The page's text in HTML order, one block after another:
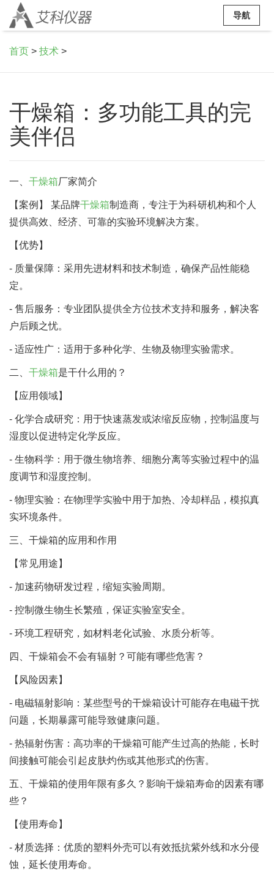
导航
首页 > 技术 >
干燥箱：多功能工具的完
美伴侣
一、 干燥箱厂家简介
【案例】 某品牌干燥箱制造商，专注于为科研机构和个人
提供高效、经济、可靠的实验环境解决方案。
【优势】
- 质量保障：采用先进材料和技术制造，确保产品性能稳
定。
- 售后服务：专业团队提供全方位技术支持和服务，解决客
户后顾之忧。
- 适应性广：适用于多种化学、生物及物理实验需求。
二、 干燥箱是干什么用的？
【应用领域】
- 化学合成研究：用于快速蒸发或浓缩反应物，控制温度与
湿度以促进特定化学反应。
- 生物科学：用于微生物培养、细胞分离等实验过程中的温
度调节和湿度控制。
- 物理实验：在物理学实验中用于加热、冷却样品，模拟真
实环境条件。
三、干燥箱的应用和作用
【常见用途】
- 加速药物研发过程，缩短实验周期。
- 控制微生物生长繁殖，保证实验室安全。
- 环境工程研究，如材料老化试验、水质分析等。
四、干燥箱会不会有辐射？可能有哪些危害？
【风险因素】
- 电磁辐射影响：某些型号的干燥箱设计可能存在电磁干扰
问题，长期暴露可能导致健康问题。
- 热辐射伤害：高功率的干燥箱可能产生过高的热能，长时
间接触可能会引起皮肤灼伤或其他形式的伤害。
五、干燥箱的使用年限有多久？影响干燥箱寿命的因素有哪
些？
【使用寿命】
- 材质选择：优质的塑料外壳可以有效抵抗紫外线和水分侵
蚀，延长使用寿命。